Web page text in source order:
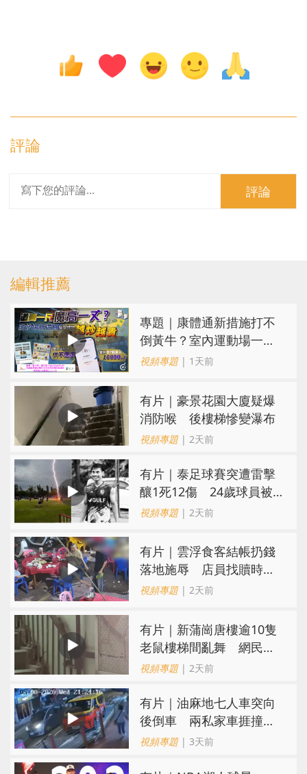
評論
評論
編輯推薦
專題｜康體通新措施打不
倒黃牛？室內運動場一場
難求越炒越貴
視頻專題| 1天前
有片｜豪景花園大廈疑爆
消防喉 後樓梯慘變瀑布
視頻專題| 2天前
有片｜泰足球賽突遭雷擊
釀1死12傷 24歲球員被
閃電劈中亡
視頻專題| 2天前
​有片｜雲浮食客結帳扔錢
落地施辱 店員找贖時還
施彼身獲老闆肯定
視頻專題| 2天前
有片｜新蒲崗唐樓逾10隻
老鼠樓梯間亂舞 網民嚇
親：每次經過都要好大勇
視頻專題| 2天前
有片｜油麻地七人車突向
後倒車 兩私家車捱撞
司機不顧而去
視頻專題| 3天前